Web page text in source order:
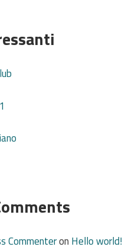
Commenteron Hello world!